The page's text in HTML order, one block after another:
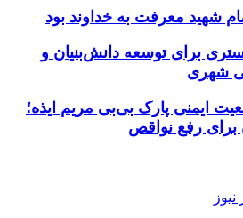
شهید معرفت به خداوند بود
برای توسعه دانش‌بنیان و
شهری
ایمنی پارک بی‌بی مریم ایذه؛
برای رفع نواقص